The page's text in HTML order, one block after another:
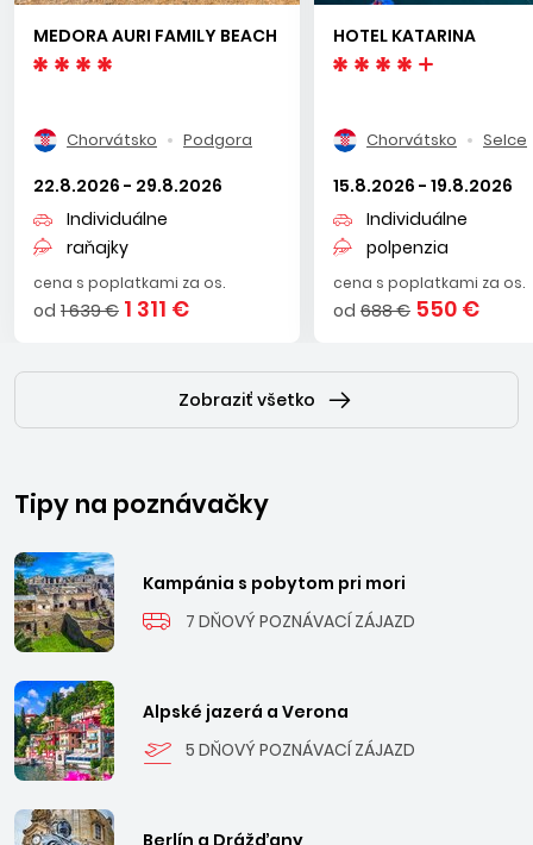
MEDORA AURI FAMILY BEACH
Chorvátsko Podgora
22.8.2026 - 29.8.2026
Individuálne
raňajky
cena s poplatkami za os.
od 1 639 € 1 311 €
HOTEL KATARINA
Chorvátsko Selce
15.8.2026 - 19.8.2026
Individuálne
polpenzia
cena s poplatkami za os.
od 688 € 550 €
Zobraziť všetko
Tipy na poznávačky
Kampánia s pobytom pri mori
7 DŇOVÝ POZNÁVACÍ ZÁJAZD
Alpské jazerá a Verona
5 DŇOVÝ POZNÁVACÍ ZÁJAZD
Berlín a Drážďany